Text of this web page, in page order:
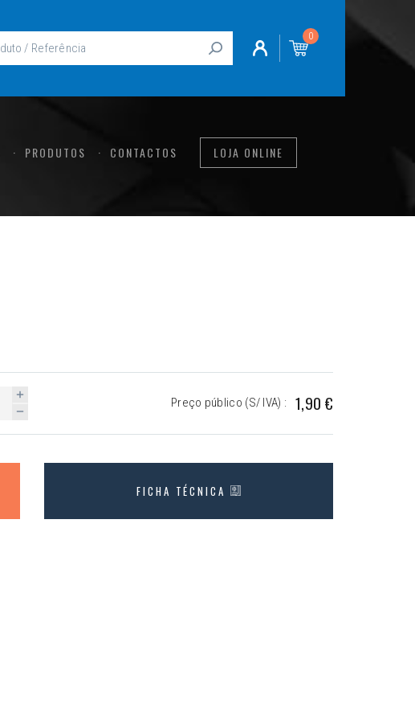
0
PRODUTOS CONTACTOS LOJA ONLINE
Preço público (S/ IVA) : 1,90 €
FICHA TÉCNICA